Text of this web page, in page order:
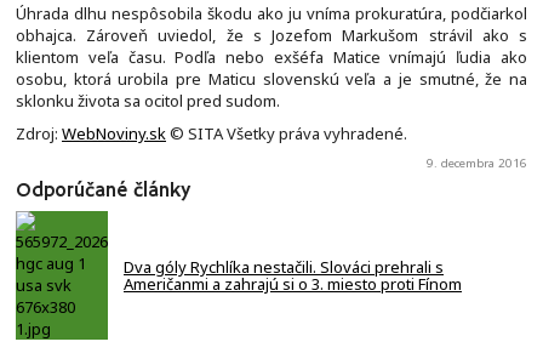
Úhrada dlhu nespôsobila škodu ako ju vníma prokuratúra, podčiarkol
obhajca. Zároveň uviedol, že s Jozefom Markušom strávil ako s
klientom veľa času. Podľa nebo exšéfa Matice vnímajú ľudia ako
osobu, ktorá urobila pre Maticu slovenskú veľa a je smutné, že na
sklonku života sa ocitol pred sudom.
Zdroj: WebNoviny.sk© SITA Všetky práva vyhradené.
9. decembra 2016
Odporúčané články
Dva góly Rychlíka nestačili. Slováci prehrali s
Američanmi a zahrajú si o 3. miesto proti Fínom